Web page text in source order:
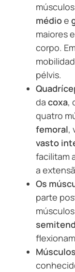
médioe
maiores
corpo.
pélvis.
da coxa,
quatro
femoral,
vasto
facilitam
a
Os
parte
músculos